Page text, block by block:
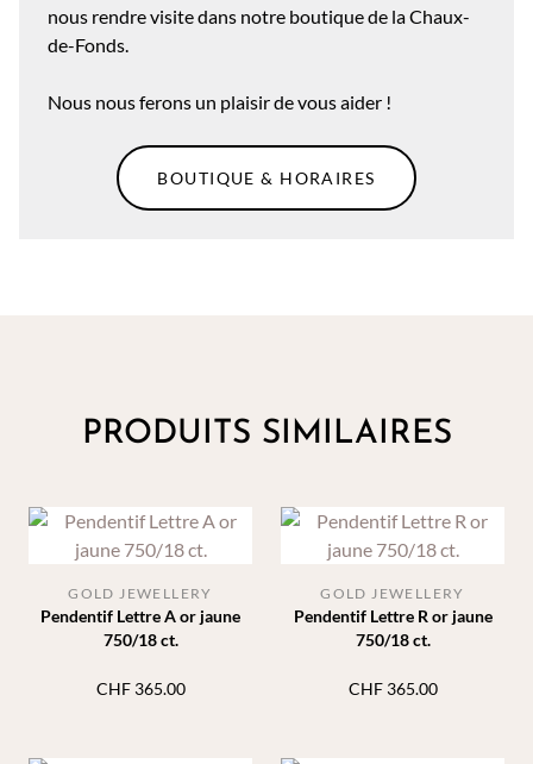
nous rendre visite dans notre boutique de la Chaux-
de-Fonds.
Nous nous ferons un plaisir de vous aider !
BOUTIQUE & HORAIRES
PRODUITS SIMILAIRES
Pendentif Lettre A or jaune
750/18 ct.
GOLD JEWELLERY
CHF365.00
Pendentif Lettre R or jaune
750/18 ct.
GOLD JEWELLERY
CHF365.00